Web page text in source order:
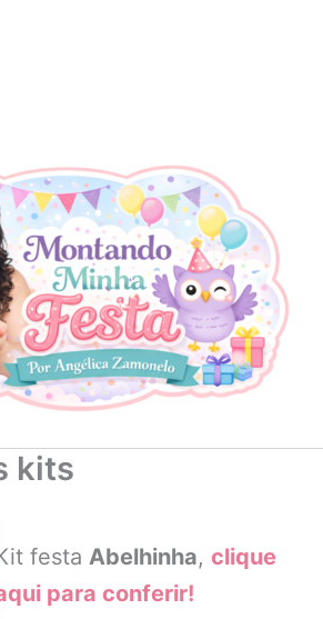
kits
festa Abelhinha,clique
para conferir!